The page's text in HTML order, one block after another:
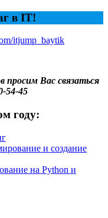
в IT!
itjump_baytik
просим Вас связаться
54-45
году:
и создание
на Python и